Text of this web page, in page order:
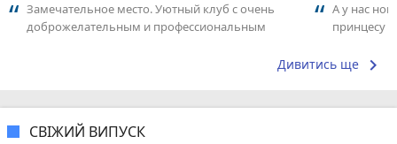
Замечательное место. Уютный клуб с очень
доброжелательным и профессиональным
А у нас
принцесу
Дивитись ще keyboard_arrow_right
СВІЖИЙ ВИПУСК